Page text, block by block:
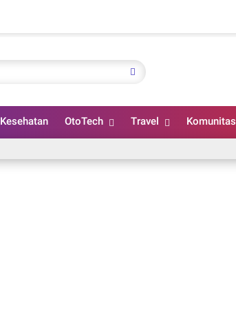
Kesehatan OtoTech Travel Komunitas